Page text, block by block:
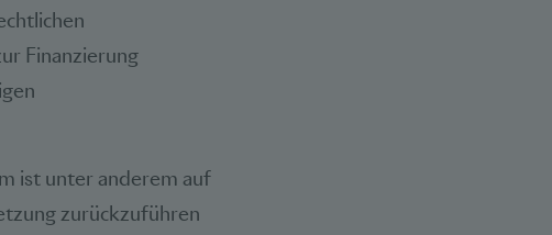
Finanzierung
ist unter anderem auf
zurückzuführen